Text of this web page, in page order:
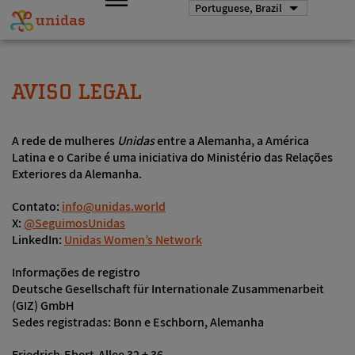
Pular
para
o
UNIDAS
Portuguese, Brazil Listar
AVISO LEGAL
A rede de mulheres Unidasentre a Alemanha, a América
Latina e o Caribe é uma iniciativa do Ministério das Relações
Exteriores da Alemanha.
Contato: info@unidas.world
X: @SeguimosUnidas
LinkedIn: Unidas Women’s Network
Informações de registro
Deutsche Gesellschaft für Internationale Zusammenarbeit
(GIZ) GmbH
Sedes registradas: Bonn e Eschborn, Alemanha